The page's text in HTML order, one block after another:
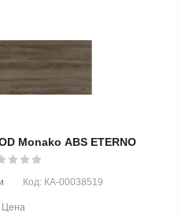
Monako ABS ETERNO
Код: КА-00038519
Цена